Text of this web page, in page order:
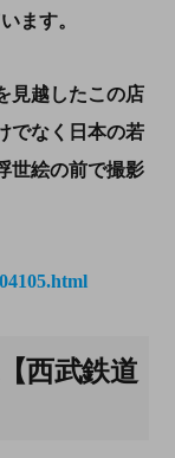
ます。
見越したこの店
でなく日本の若
世絵の前で撮影
西武鉄道